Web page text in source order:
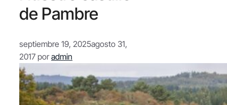
de Pambre
septiembre 19, 2025agosto 31,
2017 poradmin